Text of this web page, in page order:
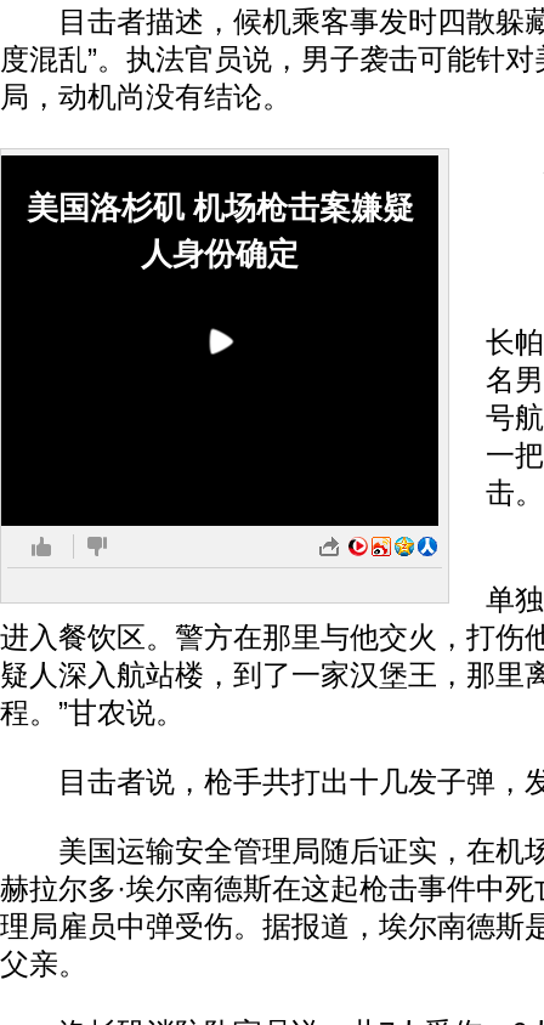
目击者描述，候机乘客事发时四散躲
度混乱”。执法官员说，男子袭击可能针
局，动机尚没有结论。
美国洛杉矶 机场枪击案嫌疑
人身份确定
长
名
号
一
击。
单
进入餐饮区。警方在那里与他交火，打伤
疑人深入航站楼，到了一家汉堡王，那里
程。”甘农说。
目击者说，枪手共打出十几发子弹，发
美国运输安全管理局随后证实，在机
赫拉尔多·埃尔南德斯在这起枪击事件中
理局雇员中弹受伤。据报道，埃尔南德斯
父亲。